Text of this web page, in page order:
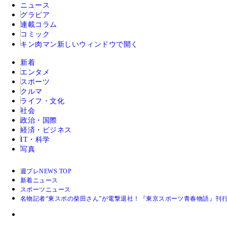
ニュース
グラビア
連載コラム
コミック
キン肉マン 新しいウィンドウで開く
新着
エンタメ
スポーツ
クルマ
ライフ・文化
社会
政治・国際
経済・ビジネス
IT・科学
写真
週プレNEWS TOP
新着ニュース
スポーツニュース
名物記者“東スポの柴田さん”が電撃退社！『東京スポーツ青春物語』刊